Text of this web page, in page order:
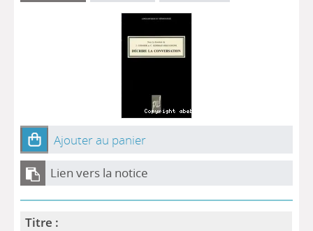
Ajouter au panier
Lien vers la notice
Titre :